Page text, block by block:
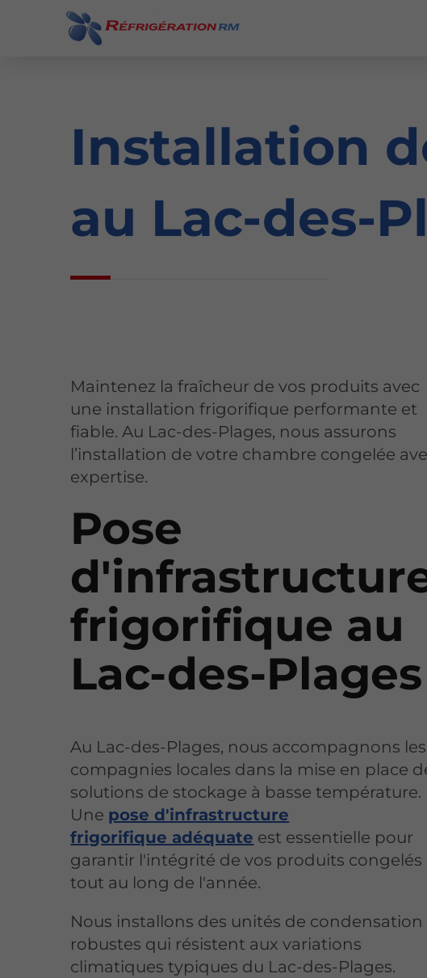
Installation
au Lac-des-
Maintenez la fraîcheur de vos produits avec
une installation frigorifique performante et
fiable. Au Lac-des-Plages, nous assurons
l’installation de votre chambre congelée
expertise.
Pose
frigorifique au
Lac-des-Plages
Au Lac-des-Plages, nous accompagnons les
compagnies locales dans la mise en place
solutions de stockage à basse température.
Une pose d'infrastructure
frigorifique adéquate est essentielle pour
garantir l'intégrité de vos produits congelés
tout au long de l'année.
Nous installons des unités de condensation
robustes qui résistent aux variations
climatiques typiques du Lac-des-Plages.